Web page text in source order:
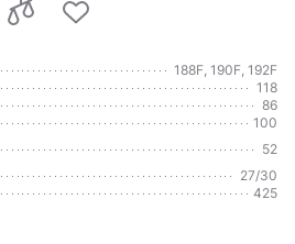
188F, 190F, 192F
118
86
100
52
27/30
425